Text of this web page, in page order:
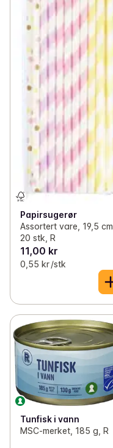
Papirsugerør
Assortert vare, 19,5 cm,
20 stk, R
11,00 kr
0,55 kr /stk
Tunfisk i vann
MSC-merket, 185 g, R